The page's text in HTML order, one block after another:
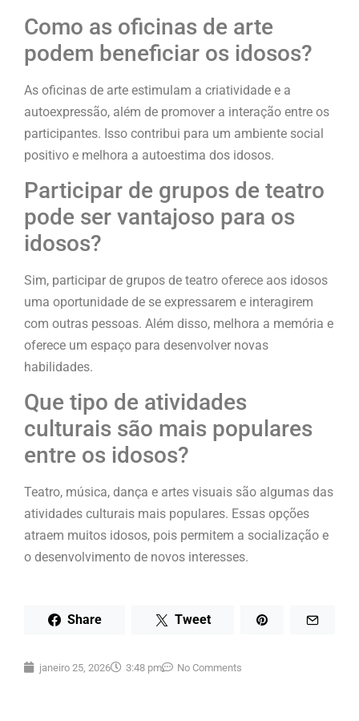
Como as oficinas de arte
podem beneficiar os idosos?
As oficinas de arte estimulam a criatividade e a
autoexpressão, além de promover a interação entre os
participantes. Isso contribui para um ambiente social
positivo e melhora a autoestima dos idosos.
Participar de grupos de teatro
pode ser vantajoso para os
idosos?
Sim, participar de grupos de teatro oferece aos idosos
uma oportunidade de se expressarem e interagirem
com outras pessoas. Além disso, melhora a memória e
oferece um espaço para desenvolver novas
habilidades.
Que tipo de atividades
culturais são mais populares
entre os idosos?
Teatro, música, dança e artes visuais são algumas das
atividades culturais mais populares. Essas opções
atraem muitos idosos, pois permitem a socialização e
o desenvolvimento de novos interesses.
Share Tweet
janeiro 25, 2026 3:48 pm No Comments